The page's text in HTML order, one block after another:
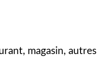
magasin, autres